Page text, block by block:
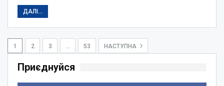
ДАЛІ...
1 2 3 53 НАСТУПНА
Приєднуйся